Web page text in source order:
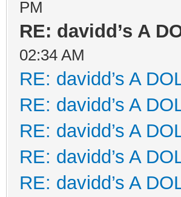
PM
RE: davidd’s A
02:34 AM
RE: davidd’s A
RE: davidd’s A
RE: davidd’s A
RE: davidd’s A
RE: davidd’s A